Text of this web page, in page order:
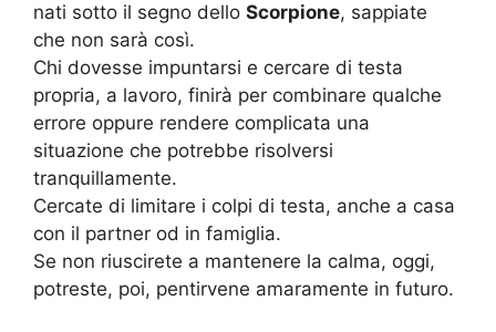
nati sotto il segno dello Scorpione, sappiate
che non sarà così.
Chi dovesse impuntarsi e cercare di testa
propria, a lavoro, finirà per combinare qualche
errore oppure rendere complicata una
situazione che potrebbe risolversi
tranquillamente.
Cercate di limitare i colpi di testa, anche a casa
con il partner od in famiglia.
Se non riuscirete a mantenere la calma, oggi,
potreste, poi, pentirvene amaramente in futuro.